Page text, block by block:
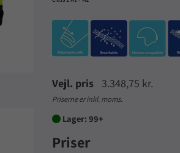
Vejl. pris 3.348,75 kr.
Priserne er inkl. moms.
 Lager: 99+
Priser